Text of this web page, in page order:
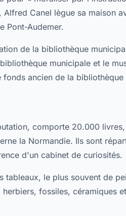
Canel lègue sa maison
Pont-Audemer.
de la bibliothèque
municipale et le
ancien de la bibliothèque
comporte 20.000
la Normandie. Ils sont
d'un cabinet de curiosités.
tableaux, le plus souvent de
fossiles, céramiques